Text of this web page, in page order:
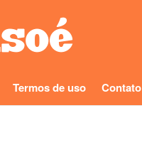
Termos de uso Contato